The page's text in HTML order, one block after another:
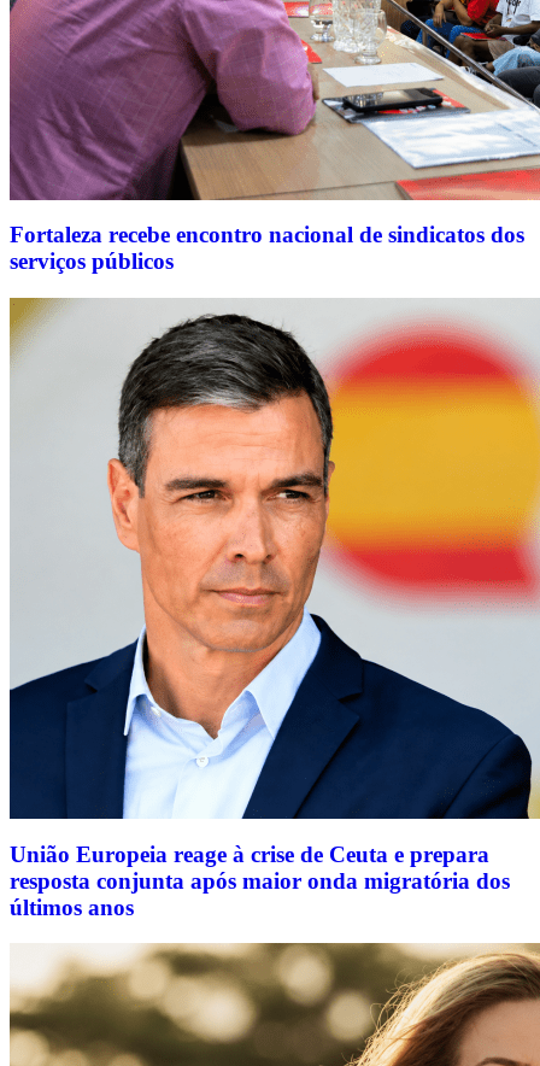
Fortaleza recebe encontro nacional de sindicatos dos
serviços públicos
União Europeia reage à crise de Ceuta e prepara
resposta conjunta após maior onda migratória dos
últimos anos